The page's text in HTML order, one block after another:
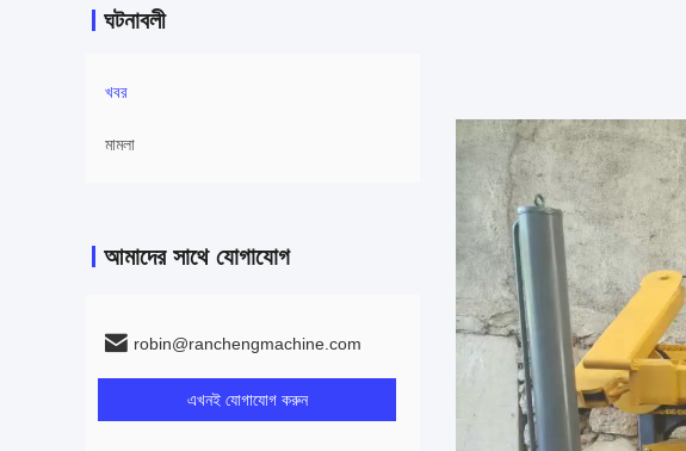
ঘটনাবলী
খবর
মামলা
আমাদের সাথে যোগাযোগ
robin@ranchengmachine.com
এখনই যোগাযোগ করুন